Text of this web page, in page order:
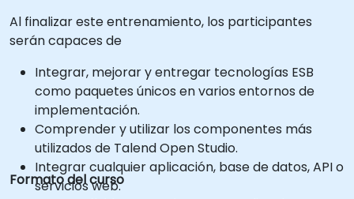
Al finalizar este entrenamiento, los participantes
serán capaces de
Integrar, mejorar y entregar tecnologías ESB
como paquetes únicos en varios entornos de
implementación.
Comprender y utilizar los componentes más
utilizados de Talend Open Studio.
Integrar cualquier aplicación, base de datos, API o
servicios web.
Formato del curso